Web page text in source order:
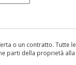
o un contratto. Tutte
parti della proprietà